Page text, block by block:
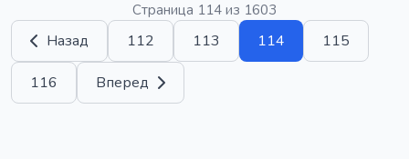
Страница 114 из 1603
Назад 112 113 114 115
116 Вперед